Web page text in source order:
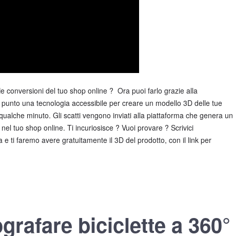
conversioni del tuo shop online ? Ora puoi farlo grazie alla
una tecnologia accessibile per creare un modello 3D delle tue
minuto. Gli scatti vengono inviati alla piattaforma che genera un
tuo shop online. Ti incuriosisce ? Vuoi provare ? Scrivici
ti faremo avere gratuitamente il 3D del prodotto, con il link per
biciclette a 360°